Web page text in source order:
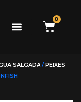
0
SALGADA/PEIXES